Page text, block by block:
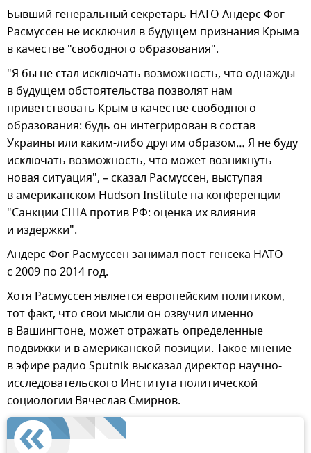
Бывший генеральный секретарь НАТО Андерс Фог
Расмуссен не исключил в будущем признания Крыма
в качестве "свободного образования".
"Я бы не стал исключать возможность, что однажды
в будущем обстоятельства позволят нам
приветствовать Крым в качестве свободного
образования: будь он интегрирован в состав
Украины или каким-либо другим образом… Я не буду
исключать возможность, что может возникнуть
новая ситуация", – сказал Расмуссен, выступая
в американском Hudson Institute на конференции
"Санкции США против РФ: оценка их влияния
и издержки".
Андерс Фог Расмуссен занимал пост генсека НАТО
с 2009 по 2014 год.
Хотя Расмуссен является европейским политиком,
тот факт, что свои мысли он озвучил именно
в Вашингтоне, может отражать определенные
подвижки и в американской позиции. Такое мнение
в эфире радио Sputnik высказал директор научно-
исследовательского Института политической
социологии Вячеслав Смирнов.